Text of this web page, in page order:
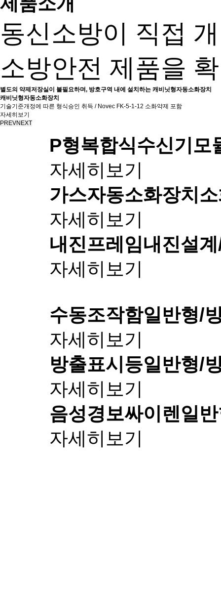
동신소방이 직접
소방안전 제품을
별도의 약제저장실이 불필요하며, 방호구역 내에 설치하는 캐비닛형자동소화장치
캐비닛형자동소화장치
기술기준개정에 따른 형식승인 취득 / Novec FK-5-1-12 소화약제 포함
자세히보기
PREVNEXT
P형복합식수신기모
자세히보기
가스자동소화장치
자세히보기
내진프레임내진설
자세히보기
수동조작함일반형/
자세히보기
방출표시등일반형/
자세히보기
음성경보싸이렌일
자세히보기